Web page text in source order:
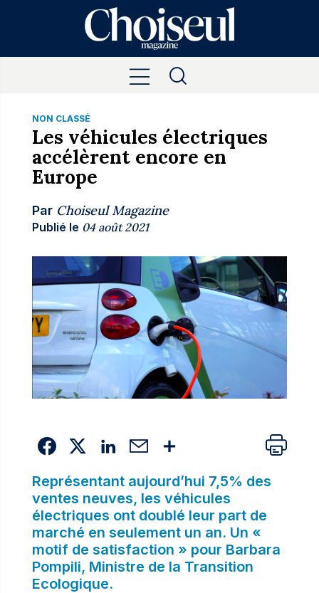
NON CLASSÉ
Les véhicules électriques
accélèrent encore en
Europe
Par Choiseul Magazine
Publié le 04 août 2021
Représentant aujourd’hui 7,5% des
ventes neuves, les véhicules
électriques ont doublé leur part de
marché en seulement un an. Un «
motif de satisfaction » pour Barbara
Pompili, Ministre de la Transition
Ecologique.